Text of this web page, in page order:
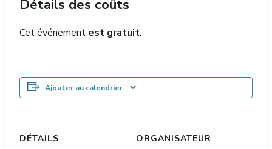
Détails des coûts
Cet événement est gratuit.
Ajouter au calendrier
DÉTAILS
ORGANISATEUR